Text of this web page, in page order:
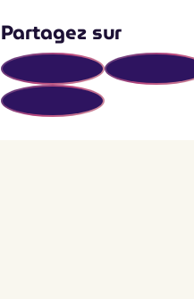
Partagez sur